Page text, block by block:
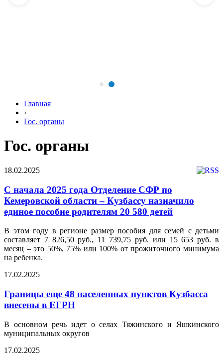
Главная
›
Гос. органы
Гос. органы
18.02.2025
С начала 2025 года Отделение СФР по
Кемеровской области – Кузбассу назначило
единое пособие родителям 20 580 детей
В этом году в регионе размер пособия для семей с детьми
составляет 7 826,50 руб., 11 739,75 руб. или 15 653 руб. в
месяц – это 50%, 75% или 100% от прожиточного минимума
на ребенка.
17.02.2025
Границы еще 48 населенных пунктов Кузбасса
внесены в ЕГРН
В основном речь идет о селах Тяжинского и Яшкинского
муниципальных округов
17.02.2025